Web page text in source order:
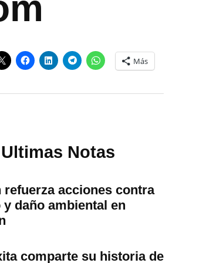
Más
Ultimas Notas
refuerza acciones contra
y daño ambiental en
comparte su historia de